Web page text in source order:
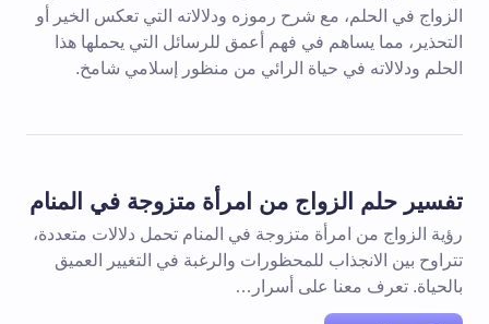
الزواج في الحلم، مع شرح رموزه ودلالاته التي تعكس الخير أو
التحذير، مما يساهم في فهم أعمق للرسائل التي يحملها هذا
الحلم ودلالاته في حياة الرائي من منظور إسلامي شامخ.
تفسير حلم الزواج من امرأة متزوجة في المنام
رؤية الزواج من امرأة متزوجة في المنام تحمل دلالات متعددة،
تتراوح بين الانجذاب للمحظورات والرغبة في التغيير العميق
بالحياة. تعرف معنا على أسرار…